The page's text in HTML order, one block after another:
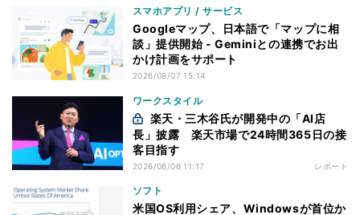
スマホアプリ / サービス
Googleマップ、日本語で「マップに相
談」提供開始 - Geminiとの連携でお出
かけ計画をサポート
2026/08/07 15:14
ワークスタイル
長」披露 楽天市場で24時間365日の接
客目指す
2026/08/06 11:17 レポート
ソフト
米国OS利用シェア、Windowsが首位か